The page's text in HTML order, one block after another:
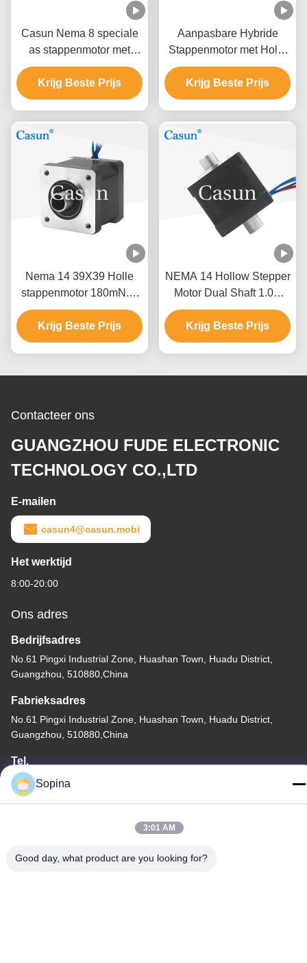
Casun Nema 8 speciale
as stappenmotor met
encoder 40mN.m 0.6Amp
lichtgewicht
Krijg Beste Prijs
Aanpasbare Hybride
Stappenmotor met Holle
As Nema 14 140mN.m
1.0A met CE RoHS
Certificering
Krijg Beste Prijs
Nema 14 39X39 Holle
stappenmotor 180mN.M
Voor
automatiseringsapparatuur
Krijg Beste Prijs
NEMA 14 Hollow Stepper
Motor Dual Shaft 1.0A
0.19N.M Voor
beeldscanners
Krijg Beste Prijs
Contacteer ons
GUANGZHOU FUDE ELECTRONIC
TECHNOLOGY CO.,LTD
E-mailen
casun4@casun.mobi
Het werktijd
8:00-20:00
Ons adres
Bedrijfsadres
No.61 Pingxi Industrial Zone, Huashan Town, Huadu District,
Guangzhou, 510880,China
Fabrieksadres
No.61 Pingxi Industrial Zone, Huashan Town, Huadu District,
Guangzhou, 510880,China
Tel.
86-13539447986
De Goede Kwaliteit van China hybride stappenmotor Leverancier.
Sopina
3:01 AM
Good day, what product are you looking for?